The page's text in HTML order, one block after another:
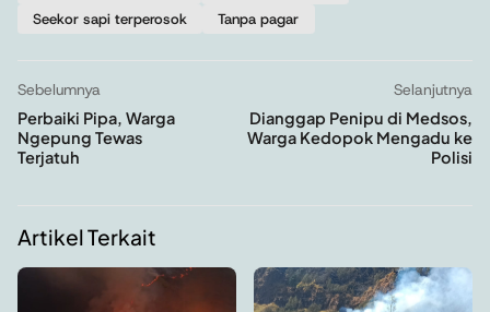
Seekor sapi terperosok
Tanpa pagar
Sebelumnya
Perbaiki Pipa, Warga
Ngepung Tewas
Terjatuh
Selanjutnya
Dianggap Penipu di Medsos,
Warga Kedopok Mengadu ke
Polisi
Artikel Terkait